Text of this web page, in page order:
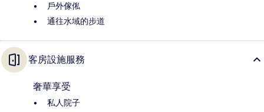
戶外傢俬
通往水域的步道
客房設施服務
奢華享受
私人院子